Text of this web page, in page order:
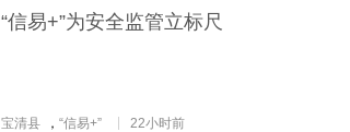
“信易+”为安全监管立标尺
宝清县 ， “信易+” 22小时前